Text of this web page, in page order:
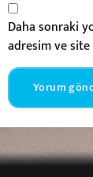
Daha sonraki
adresim ve